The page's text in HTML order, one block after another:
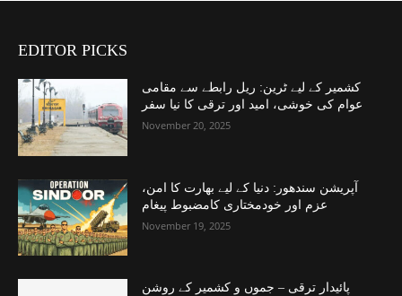
EDITOR PICKS
کشمیر کے لیے ٹرین: ریل رابطے سے مقامی
عوام کی خوشی، امید اور ترقی کا نیا سفر
November 20, 2025
آپریشن سندھور: دنیا کے لیے بھارت کا امن،
عزم اور خودمختاری کامضبوط پیغام
November 19, 2025
پائیدار ترقی – جموں و کشمیر کے روشن